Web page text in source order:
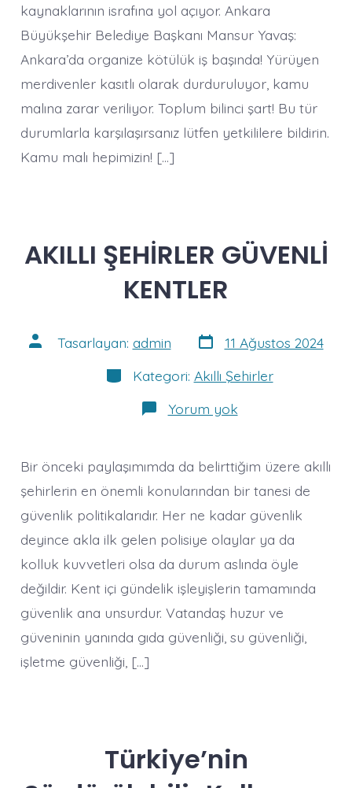
kaynaklarının israfına yol açıyor. Ankara
Büyükşehir Belediye Başkanı Mansur Yavaş:
Ankara’da organize kötülük iş başında! Yürüyen
merdivenler kasıtlı olarak durduruluyor, kamu
malına zarar veriliyor. Toplum bilinci şart! Bu tür
durumlarla karşılaşırsanız lütfen yetkililere bildirin.
Kamu malı hepimizin! […]
AKILLI ŞEHİRLER GÜVENLİ
KENTLER
Yazının
yazarı
Tasarlayan: admin Yazı
tarihi
11 Ağustos 2024
Kategoriler
Kategori: Akıllı Şehirler
Yorum yokAKILLI
ŞEHİRLER
Bir önceki paylaşımımda da belirttiğim üzere akıllı
şehirlerin en önemli konularından bir tanesi de
güvenlik politikalarıdır. Her ne kadar güvenlik
deyince akla ilk gelen polisiye olaylar ya da
kolluk kuvvetleri olsa da durum aslında öyle
değildir. Kent içi gündelik işleyişlerin tamamında
güvenlik ana unsurdur. Vatandaş huzur ve
güveninin yanında gıda güvenliği, su güvenliği,
işletme güvenliği, […]
Türkiye’nin